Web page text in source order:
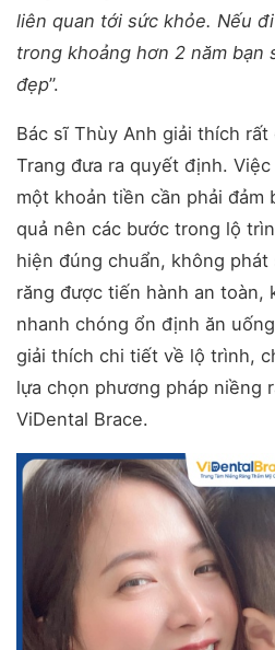
liên quan tới sức khỏe. Nếu
trong khoảng hơn 2 năm bạn
đẹp”.
Bác sĩ Thùy Anh giải thích
Trang đưa ra quyết định.
một khoản tiền cần phải đảm
quả nên các bước trong lộ
hiện đúng chuẩn, không
răng được tiến hành an toàn,
nhanh chóng ổn định ăn
giải thích chi tiết về lộ trình,
lựa chọn phương pháp niềng
ViDental Brace.